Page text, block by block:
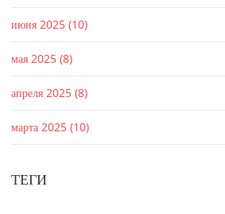
июня 2025 (10)
мая 2025 (8)
апреля 2025 (8)
марта 2025 (10)
ТЕГИ